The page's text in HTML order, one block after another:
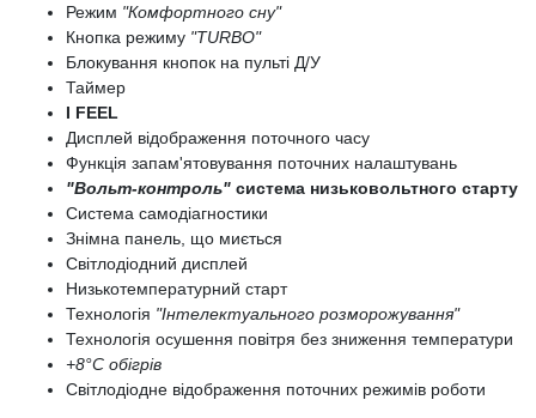
Режим "Комфортного сну"
Кнопка режиму "TURBO"
Блокування кнопок на пульті Д/У
Таймер
I FEEL
Дисплей відображення поточного часу
Функція запам'ятовування поточних налаштувань
"Вольт-контроль" система низьковольтного старту
Система самодіагностики
Знімна панель, що миється
Світлодіодний дисплей
Низькотемпературний старт
Технологія "Інтелектуального розморожування"
Технологія осушення повітря без зниження температури
+8°С обігрів
Світлодіодне відображення поточних режимів роботи